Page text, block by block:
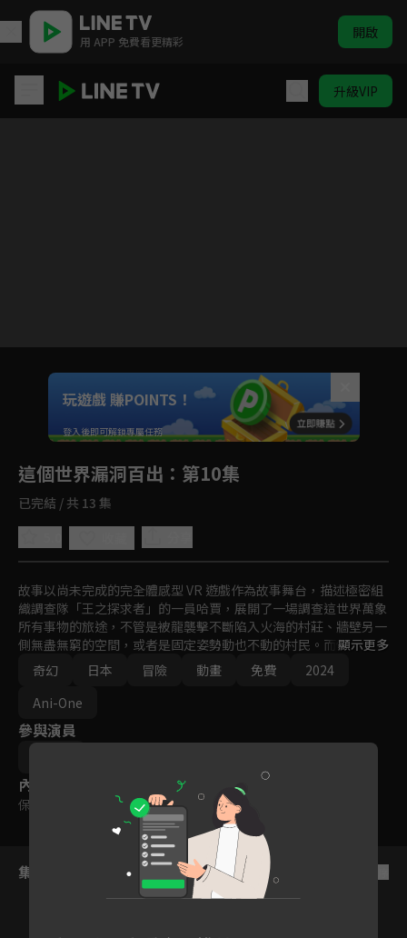
用 APP 免費看更精彩 開啟
升級VIP
Unmute
如有不便請見諒
玩遊戲 賺POINTS！
登入後即可解鎖專屬任務
這個世界漏洞百出 ：第10集
已完結 / 共 13 集
故事以尚未完成的完全體感型 VR 遊戲作為故事舞台，描述極密組
織調查隊「王之探求者」的一員哈賈，展開了一場調查這世界萬象
所有事物的旅途，不管是被龍襲擊不斷陷入火海的村莊、牆壁另一
側無盡無窮的空間，或者是固定姿勢動也不動的村民。而他與在起
始之村救下的少女妮可拉在這世界不斷的旅行，真正目的是為這個
世界除錯。
顯示更多
奇幻
日本 冒險 動畫 免費
2024
Ani-One
參與演員
內容標籤
保護級
集數列表